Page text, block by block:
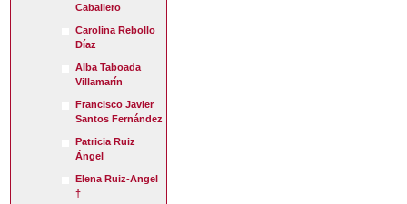
Caballero
Carolina Rebollo
Díaz
Alba Taboada
Villamarín
Francisco Javier
Santos Fernández
Patricia Ruiz
Ángel
Elena Ruiz-Angel
†